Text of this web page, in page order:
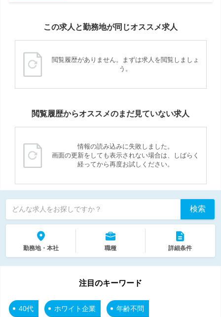
この求人と勤務地が同じオススメ求人
閲覧履歴がありません。まずは求人を閲覧しましょ
う。
閲覧履歴からオススメのまだ見ていない求人
情報の読み込みに失敗しました。
画面の更新をしても表示されない場合は、しばらく
経ってから再度お試しください。
どんな求人をお探しですか？ 検索
勤務地・本社 職種 詳細条件
注目のキーワード
40代 ホワイト企業 年齢不問